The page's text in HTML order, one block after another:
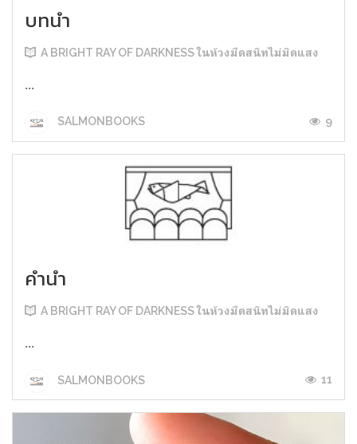
บทนำ
A BRIGHT RAY OF DARKNESS ในห้วงมืดสนิทไม่มิดแสง
...
SALMONBOOKS 9
คำนำ
A BRIGHT RAY OF DARKNESS ในห้วงมืดสนิทไม่มิดแสง
...
SALMONBOOKS 11